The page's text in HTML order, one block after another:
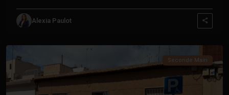
Alexia Paulot
Garder
du
Seconde Main